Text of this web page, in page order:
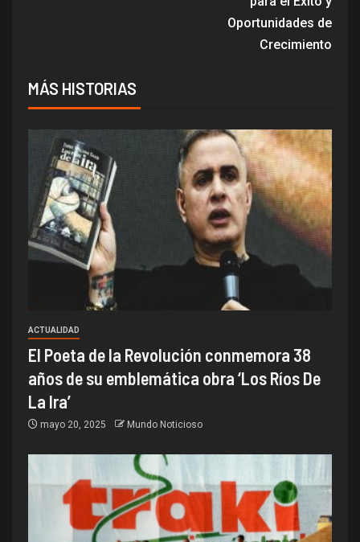
Oportunidades de
Crecimiento
MÁS HISTORIAS
ACTUALIDAD
El Poeta de la Revolución conmemora 38
años de su emblemática obra ‘Los Ríos De
La Ira’
mayo 20, 2025 Mundo Noticioso